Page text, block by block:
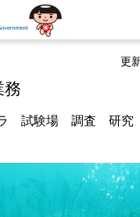
更
務
試験場 調査 研究